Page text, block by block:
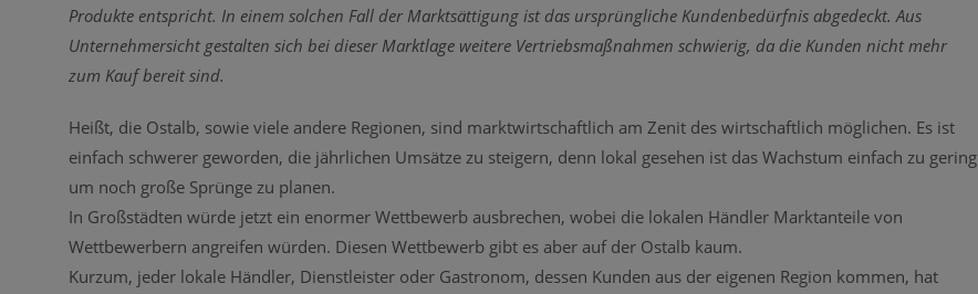
Produkte entspricht. In einem solchen Fall der Marktsättigung ist das ursprüngliche Kundenbedürfnis abgedeckt. Aus
Unternehmersicht gestalten sich bei dieser Marktlage weitere Vertriebsmaßnahmen schwierig, da die Kunden nicht mehr
zum Kauf bereit sind.
Heißt, die Ostalb, sowie viele andere Regionen, sind marktwirtschaftlich am Zenit des wirtschaftlich möglichen. Es ist
einfach schwerer geworden, die jährlichen Umsätze zu steigern, denn lokal gesehen ist das Wachstum einfach zu gering
um noch große Sprünge zu planen.
In Großstädten würde jetzt ein enormer Wettbewerb ausbrechen, wobei die lokalen Händler Marktanteile von
Wettbewerbern angreifen würden. Diesen Wettbewerb gibt es aber auf der Ostalb kaum.
Kurzum, jeder lokale Händler, Dienstleister oder Gastronom, dessen Kunden aus der eigenen Region kommen, hat